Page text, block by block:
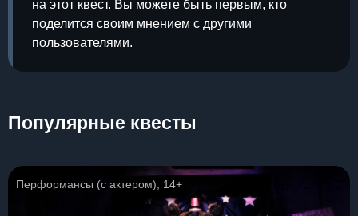
на этот квест. Вы можете быть первым, кто
поделится своим мнением с другими
пользователями.
Популярные квесты
Перформансы (с актером), 14+